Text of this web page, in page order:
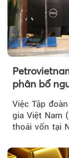
phân bổ
Việc Tập
gia Việt Nam
thoái vốn tại